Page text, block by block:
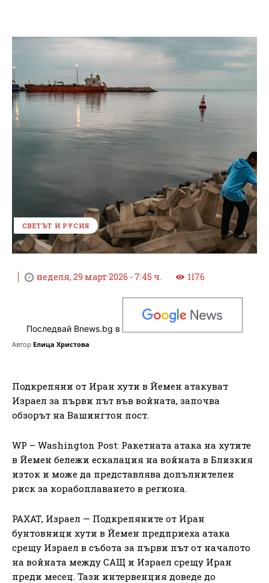
СВЕТЪТ И РУСИЯ
неделя, 29 март 2026 - 7:45 ч. 1176
Последвай Bnews.bg в
Автор Елица Христова
Подкрепяни от Иран хути в Йемен атакуват
Израел за първи път във войната, започва
обзорът на Вашингтон пост.
WP – Washington Post: Ракетната атака на хутите
в Йемен бележи ескалация на войната в Близкия
изток и може да представлява допълнителен
риск за корабоплаването в региона.
РАХАТ, Израел — Подкрепяните от Иран
бунтовници хути в Йемен предприеха атака
срещу Израел в събота за първи път от началото
на войната между САЩ и Израел срещу Иран
преди месец. Тази интервенция доведе до